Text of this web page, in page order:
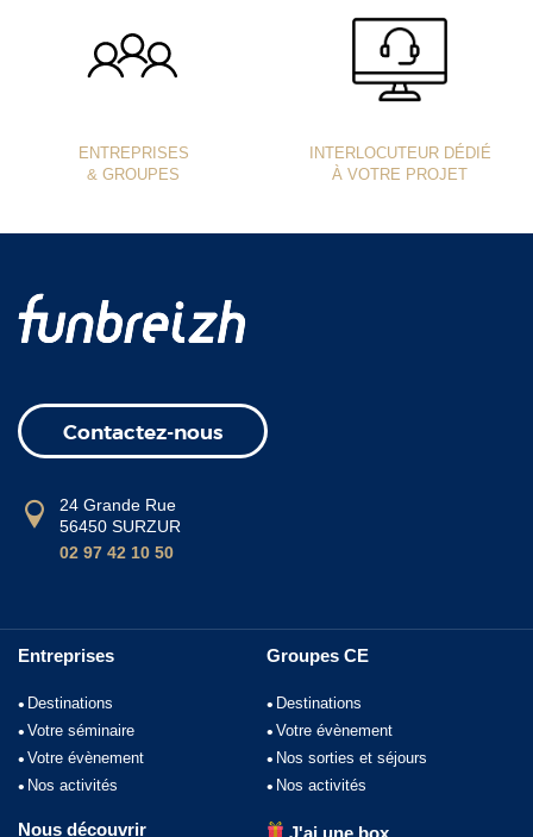
ENTREPRISES
& GROUPES
INTERLOCUTEUR DÉDIÉ
À VOTRE PROJET
Contactez-nous
24 Grande Rue
56450 SURZUR
02 97 42 10 50
Entreprises
Destinations
Votre séminaire
Votre évènement
Nos activités
Groupes CE
Destinations
Votre évènement
Nos sorties et séjours
Nos activités
Nous découvrir J'ai une box